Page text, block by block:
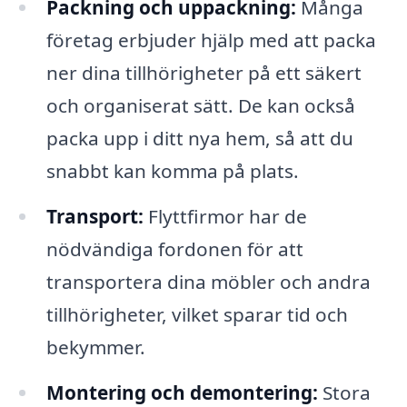
Packning och uppackning: Många
företag erbjuder hjälp med att packa
ner dina tillhörigheter på ett säkert
och organiserat sätt. De kan också
packa upp i ditt nya hem, så att du
snabbt kan komma på plats.
Transport: Flyttfirmor har de
nödvändiga fordonen för att
transportera dina möbler och andra
tillhörigheter, vilket sparar tid och
bekymmer.
Montering och demontering: Stora